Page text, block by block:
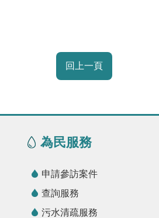
回上一頁
為民服務
申請參訪案件
查詢服務
污水清疏服務